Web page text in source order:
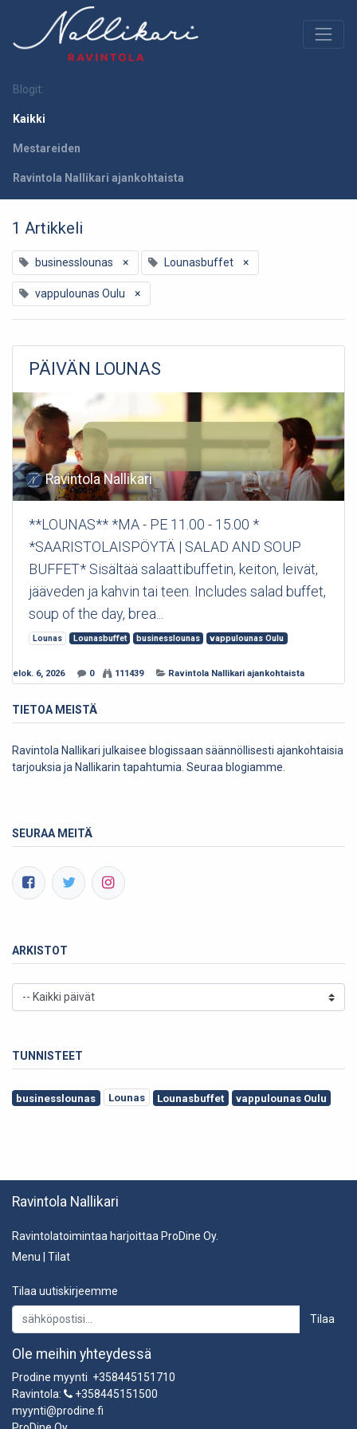
Blogit:
Kaikki
Mestareiden
Ravintola Nallikari ajankohtaista
1 Artikkeli
businesslounas × Lounasbuffet ×
vappulounas Oulu ×
PÄIVÄN LOUNAS
Ravintola Nallikari
**LOUNAS** *MA - PE 11.00 - 15.00 *
*SAARISTOLAISPÖYTÄ | SALAD AND SOUP
BUFFET* Sisältää salaattibuffetin, keiton, leivät,
jääveden ja kahvin tai teen. Includes salad buffet,
soup of the day, brea...
Lounas Lounasbuffet businesslounas vappulounas Oulu
elok. 6, 2026 0 111439 Ravintola Nallikari ajankohtaista
TIETOA MEISTÄ
Ravintola Nallikari julkaisee blogissaan säännöllisesti ajankohtaisia
tarjouksia ja Nallikarin tapahtumia. Seuraa blogiamme.
SEURAA MEITÄ
ARKISTOT
TUNNISTEET
businesslounas Lounas Lounasbuffet vappulounas Oulu
Ravintola Nallikari
Ravintolatoimintaa harjoittaa ProDine Oy.
Menu
Tilat
Tilaa uutiskirjeemme
Tilaa
Ole meihin yhteydessä
Prodine myynti +358445151710
Ravintola:
+358445151500
myynti@prodine.fi